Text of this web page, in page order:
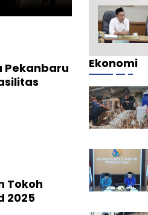
Pekanbaru
Tokoh
2025
Ekonomi